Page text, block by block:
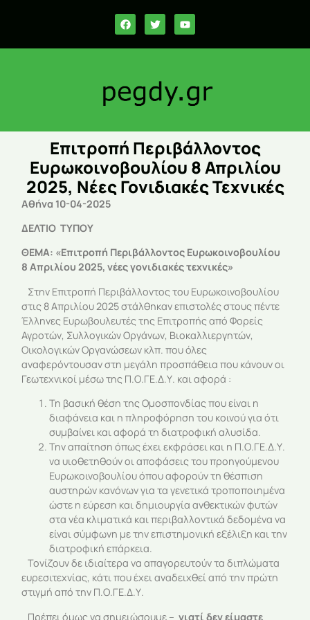
Επιτροπή Περιβάλλοντος
Ευρωκοινοβουλίου 8 Απριλίου
2025, Νέες Γονιδιακές Τεχνικές
Αθήνα 10-04-2025
ΔΕΛΤΙΟ ΤΥΠΟΥ
ΘΕΜΑ: «Επιτροπή Περιβάλλοντος Ευρωκοινοβουλίου
8 Απριλίου 2025, νέες γονιδιακές τεχνικές»
Στην Επιτροπή Περιβάλλοντος του Ευρωκοινοβουλίου
στις 8 Απριλίου 2025 στάλθηκαν επιστολές στους πέντε
Έλληνες Ευρωβουλευτές της Επιτροπής από Φορείς
Αγροτών, Συλλογικών Οργάνων, Βιοκαλλιεργητών,
Οικολογικών Οργανώσεων κλπ. που όλες
αναφερόντουσαν στη μεγάλη προσπάθεια που κάνουν οι
Γεωτεχνικοί μέσω της Π.Ο.ΓΕ.Δ.Υ. και αφορά :
Τη βασική θέση της Ομοσπονδίας που είναι η
διαφάνεια και η πληροφόρηση του κοινού για ότι
συμβαίνει και αφορά τη διατροφική αλυσίδα.
Την απαίτηση όπως έχει εκφράσει και η Π.Ο.ΓΕ.Δ.Υ.
να υιοθετηθούν οι αποφάσεις του προηγούμενου
Ευρωκοινοβουλίου όπου αφορούν τη θέσπιση
αυστηρών κανόνων για τα γενετικά τροποποιημένα
ώστε η εύρεση και δημιουργία ανθεκτικών φυτών
στα νέα κλιματικά και περιβαλλοντικά δεδομένα να
είναι σύμφωνη με την επιστημονική εξέλιξη και την
διατροφική επάρκεια.
Τονίζουν δε ιδιαίτερα να απαγορευτούν τα διπλώματα
ευρεσιτεχνίας, κάτι που έχει αναδειχθεί από την πρώτη
στιγμή από την Π.Ο.ΓΕ.Δ.Υ.
Πρέπει όμως να σημειώσουμε –γιατί δεν είμαστε